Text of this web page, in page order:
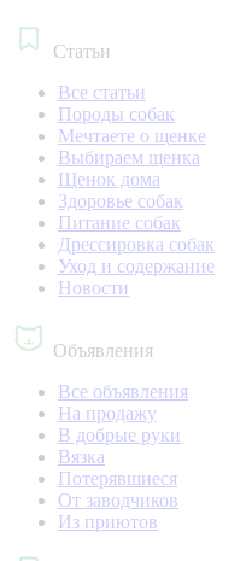
Статьи
Все статьи
Породы собак
Мечтаете о щенке
Выбираем щенка
Щенок дома
Здоровье собак
Питание собак
Дрессировка собак
Уход и содержание
Новости
Объявления
Все объявления
На продажу
В добрые руки
Вязка
Потерявшиеся
От заводчиков
Из приютов